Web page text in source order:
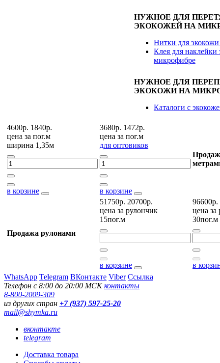
НУЖНОЕ ДЛЯ
ЭКОКОЖЕЙ НА
Нитки для
Клея для наклейки
микрофибре
НУЖНОЕ ДЛЯ
ЭКОКОЖИ НА
Каталоги с
4600р. 1840р.
цена за пог.м
ширина 1,35м
в корзине
3680р. 1472р.
цена за пог.м
для оптовиков
в корзине
Продажа рулонами
51750р. 20700р.
цена за рулончик
15пог.м
в корзине
96600р.
цена за
30пог.м
в
WhatsApp Telegram ВКонтакте Viber Ссылка
Телефон с 8:00 до 20:00 МСКконтакты
8-800-2009-309
из других стран +7 (937) 597-25-20
mail@shymka.ru
вконтакте
telegram
Доставка товара